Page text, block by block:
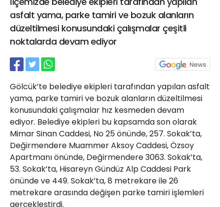
asfalt yama, parke tamiri ve bozuk alanların
düzeltilmesi konusundaki çalışmalar çeşitli
noktalarda devam ediyor
Gölcük’te belediye ekipleri tarafından yapılan asfalt
yama, parke tamiri ve bozuk alanların düzeltilmesi
konusundaki çalışmalar hız kesmeden devam
ediyor. Belediye ekipleri bu kapsamda son olarak
Mimar Sinan Caddesi, No 25 önünde, 257. Sokak’ta,
Değirmendere Muammer Aksoy Caddesi, Özsoy
Apartmanı önünde, Değirmendere 3063. Sokak’ta,
53. Sokak’ta, Hisareyn Gündüz Alp Caddesi Park
önünde ve 449. Sokak’ta, 8 metrekare ile 26
metrekare arasında değişen parke tamiri işlemleri
gerçekleştirdi.
21 Gölcük
02624132333
haber@golcukpostasi.com